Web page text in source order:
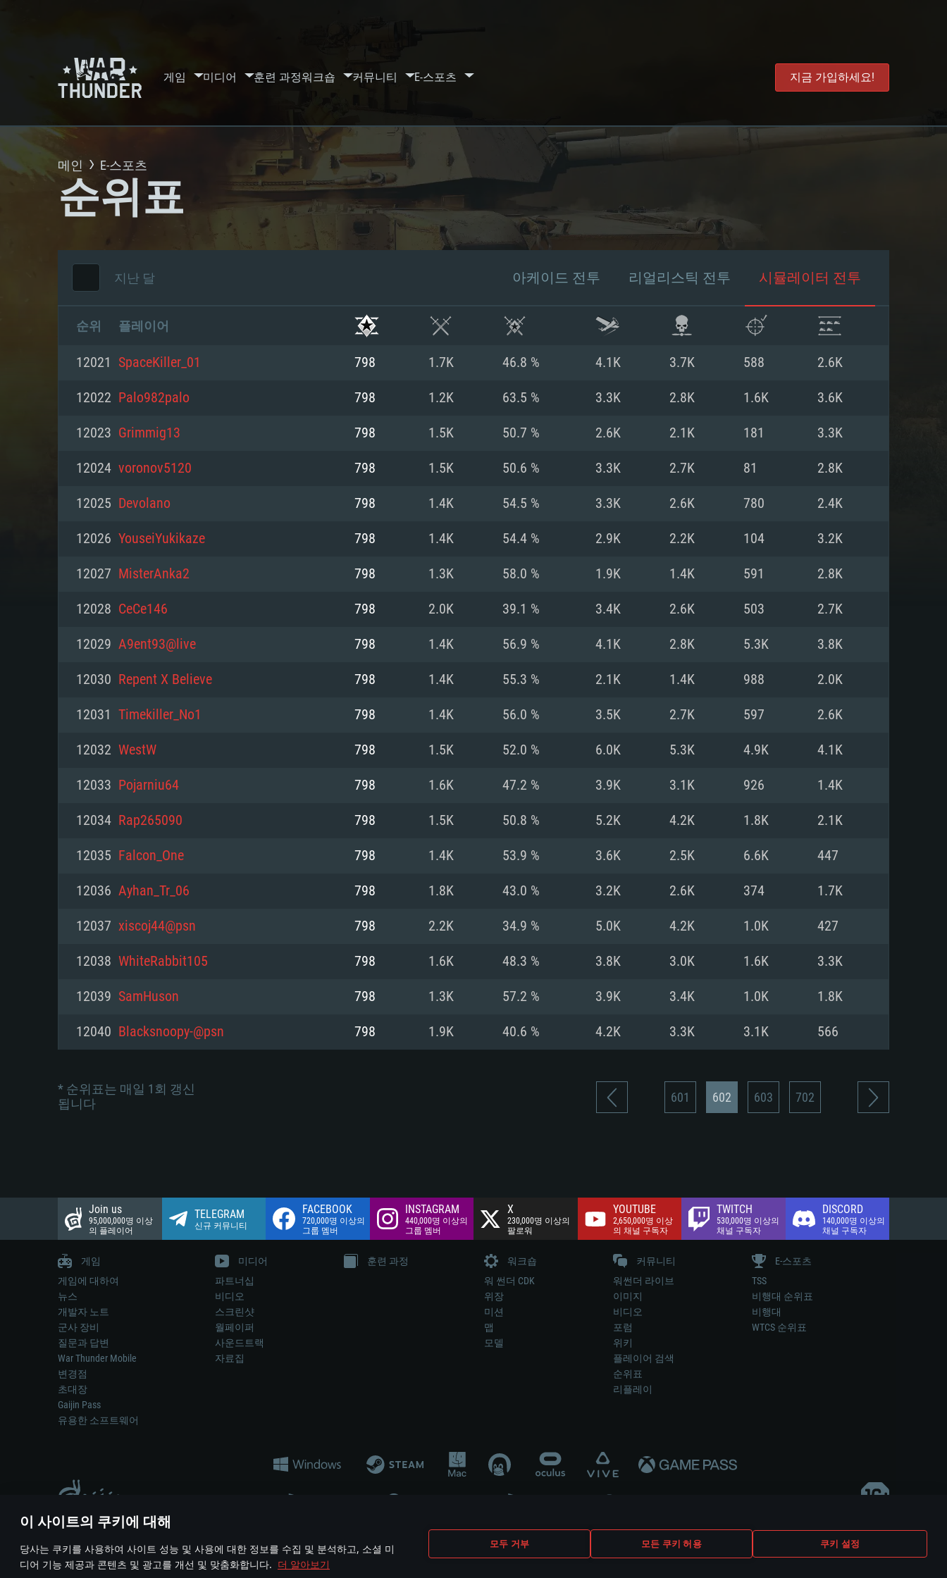
이 사이트의 쿠키에 대해
당사는 쿠키를 사용하여 사이트 성능 및 사용에 대한 정보를 수집 및 분석하고, 소셜 미
디어 기능 제공과 콘텐츠 및 광고를 개선 및 맞춤화합니다. 더 알아보기
모두 거부 모든 쿠키 허용 쿠키 설정
게임 미디어 훈련 과정워크숍 커뮤니티 E-스포츠 지금 가입하세요!
시스템 요구사항
PC Linux
최소사양
운영체제: Windows 10 (64 bit)
프로세서: 2.2 GHz 듀얼코어 이상
메모리: 4GB
그래픽 카드: DirectX 11 이상을 지원하는 AMD
해상도: 720p
네트워크: 브로드밴드 인터넷
여유 저장 공간: 22.1 GB (최소 클라이언트)
권장 사양
운영체제: Windows 10/11 (64 bit)
프로세서: Intel Core i5 또는 Ryzen 5 3600 이상
메모리: 16 GB 이상
그래픽 카드: DirectX 11 이상을 지원하는 Nvidia
최소사양
운영체제: Mac OS Big Sur 11.0
프로세서: 최소 2.2 GHz의 Core i5 (Intel Xeon 은 지
원하지 않습니다)
(Mac), 혹은 이와 비슷한 성능을 가지는 Mac 버전
의 AMD/Nvidia. 최소 해상도: 720p
네트워크: 브로드밴드 인터넷
여유 저장 공간: 22.1 GB (최소 클라이언트)
권장 사양
운영체제: Mac OS Big Sur 11.0
프로세서: Core i7 (Intel Xeon 은 지원하지 않습니
네트워크: 브로드밴드 인터넷
여유 저장 공간: 62.2 GB (전체 클라이언트)
최소사양
운영체제: 64bit Linux 중 최신 버전
프로세서: 2.4 GHz 듀얼코어
메모리: 4 GB
그래픽 카드: Vulkan 을 지원하고, 최신 그래픽 드라
와 동급의 성능을 가지며 최신 그래픽 드라이버를
지원하는 AMD (6개월 미만; 최소사양 지원 해상도
권장 사양
운영체제: Ubuntu 20.04 64bit
프로세서: Intel Core i7
메모리: 16 GB
그래픽 카드: Vulkan 을 지원하고, 최신 그래픽 드라
와 동급의 성능을 가지며 최신 그래픽 드라이버를
지원하는 AMD RX 570 (6개월 미만; 최소사양 지원
메인 E-스포츠
순위표
지난 달 아케이드 전투 리얼리스틱 전투 시뮬레이터 전투
순위 플레이어
12021 SpaceKiller_01 798 1.7K 46.8 % 4.1K 3.7K 588 2.6K
12022 Palo982palo 798 1.2K 63.5 % 3.3K 2.8K 1.6K 3.6K
12023 Grimmig13 798 1.5K 50.7 % 2.6K 2.1K 181 3.3K
12024 voronov5120 798 1.5K 50.6 % 3.3K 2.7K 81 2.8K
12025 Devolano 798 1.4K 54.5 % 3.3K 2.6K 780 2.4K
12026 YouseiYukikaze 798 1.4K 54.4 % 2.9K 2.2K 104 3.2K
12027 MisterAnka2 798 1.3K 58.0 % 1.9K 1.4K 591 2.8K
12028 CeCe146 798 2.0K 39.1 % 3.4K 2.6K 503 2.7K
12029 A9ent93@live 798 1.4K 56.9 % 4.1K 2.8K 5.3K 3.8K
12030 Repent X Believe 798 1.4K 55.3 % 2.1K 1.4K 988 2.0K
12031 Timekiller_No1 798 1.4K 56.0 % 3.5K 2.7K 597 2.6K
12032 WestW 798 1.5K 52.0 % 6.0K 5.3K 4.9K 4.1K
12033 Pojarniu64 798 1.6K 47.2 % 3.9K 3.1K 926 1.4K
12034 Rap265090 798 1.5K 50.8 % 5.2K 4.2K 1.8K 2.1K
12035 Falcon_One 798 1.4K 53.9 % 3.6K 2.5K 6.6K 447
12036 Ayhan_Tr_06 798 1.8K 43.0 % 3.2K 2.6K 374 1.7K
12037 xiscoj44@psn 798 2.2K 34.9 % 5.0K 4.2K 1.0K 427
12038 WhiteRabbit105 798 1.6K 48.3 % 3.8K 3.0K 1.6K 3.3K
12039 SamHuson 798 1.3K 57.2 % 3.9K 3.4K 1.0K 1.8K
12040 Blacksnoopy-@psn 798 1.9K 40.6 % 4.2K 3.3K 3.1K 566
* 순위표는 매일 1회 갱신
됩니다
601 602 603 702
Join us
95,000,000명 이상
의 플레이어
TELEGRAM
신규 커뮤니티
FACEBOOK
720,000명 이상의
그룹 멤버
INSTAGRAM
440,000명 이상의
그룹 멤버
X
230,000명 이상의
팔로워
YOUTUBE
2,650,000명 이상
의 채널 구독자
TWITCH
530,000명 이상의
채널 구독자
DISCORD
140,000명 이상의
채널 구독자
게임
게임에 대하여
뉴스
개발자 노트
군사 장비
질문과 답변
War Thunder Mobile
변경점
초대장
Gaijin Pass
유용한 소프트웨어
미디어
파트너십
비디오
스크린샷
월페이퍼
사운드트랙
자료집
훈련 과정
워크숍
워 썬더 CDK
위장
미션
맵
모델
커뮤니티
워썬더 라이브
이미지
비디오
포럼
위키
플레이어 검색
순위표
리플레이
E-스포츠
TSS
비행대 순위표
비행대
WTCS 순위표
게임 에서 어떠한 현실의 무기나 차량을 묘사하는 것은 무기 개발 업체나 장비 제조 업체가 게임 개발 후원 또는 홍보에 참여하지 않습니다..
© 2011—2026 Gaijin Games Kft. All trademarks, logos and brand names are the property of their respective owners.
이용 약관 이용 약관